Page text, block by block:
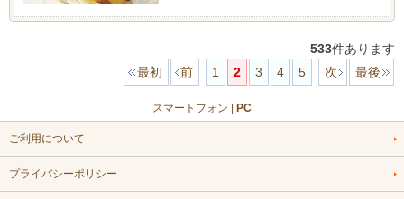
533件あります
最初
前 1 2 3 4 5 次 最後
スマートフォン | PC
ご利用について
プライバシーポリシー